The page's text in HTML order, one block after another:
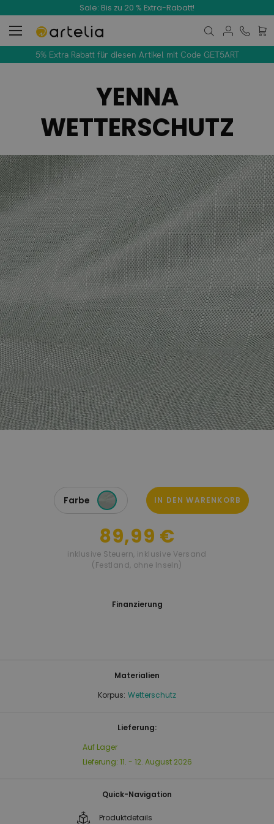
Sale: Bis zu 20 % Extra-Rabatt!
Mein
5% Extra Rabatt für diesen Artikel mit Code GET5ART
YENNA
WETTERSCHUTZ
Farbe IN DEN WARENKORB
89,99 €
inklusive Steuern, inklusive Versand
(Festland, ohne Inseln)
Materialien
Korpus: Wetterschutz
Lieferung:
Auf Lager
Lieferung: 11. - 12. August 2026
Quick-Navigation
Produktdetails
Finanzierung